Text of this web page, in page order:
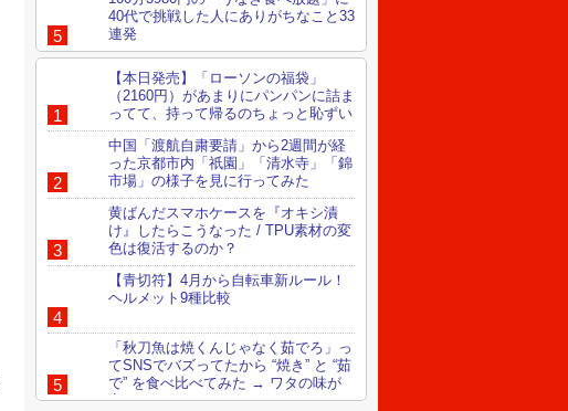
40代で挑戦した人にありがちなこと33
連発
【本日発売】「ローソンの福袋」
（2160円）があまりにパンパンに詰ま
ってて、持って帰るのちょっと恥ずい
中国「渡航自粛要請」から2週間が経
った京都市内「祇園」「清水寺」「錦
市場」の様子を見に行ってみた
黄ばんだスマホケースを『オキシ漬
け』したらこうなった / TPU素材の変
色は復活するのか？
【青切符】4月から自転車新ルール！
ヘルメット9種比較
「秋刀魚は焼くんじゃなく茹でろ」っ
てSNSでバズってたから “焼き” と “茹
で” を食べ比べてみた → ワタの味が
変わってる！